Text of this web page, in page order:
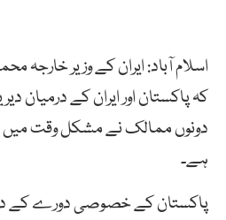
اسلام آباد: ایران کے وزیر
کہ پاکستان اور ایران کے درمیان
دونوں ممالک نے مشکل وقت میں
ہے۔
پاکستان کے خصوصی دورے کے